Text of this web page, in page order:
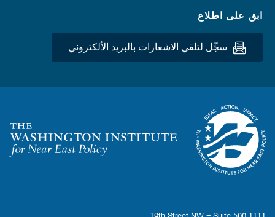
ابق على اطلاع
سجِّل لتلقي الاشعارات بالبريد الألكتروني
Homepage